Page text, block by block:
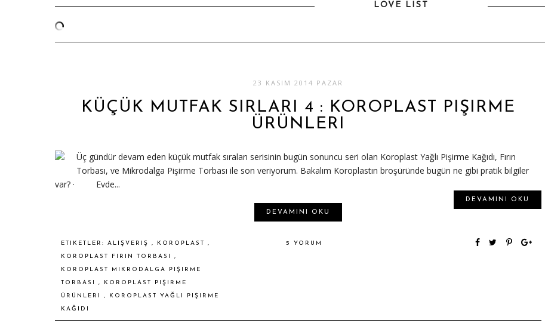
LOVE LIST
23 KASIM 2014 PAZAR
KÜÇÜK MUTFAK SIRLARI 4 : KOROPLAST PIŞIRME
ÜRÜNLERI
Üç gündür devam eden küçük mutfak sıraları serisinin bugün sonuncu seri olan Koroplast Yağlı Pişirme Kağıdı, Fırın
Torbası, ve Mikrodalga Pişirme Torbası ile son veriyorum. Bakalım Koroplastın broşüründe bugün ne gibi pratik bilgiler
var? · Evde...
DEVAMINI OKU
DEVAMINI OKU
ETIKETLER: ALIŞVERIŞ , KOROPLAST ,
KOROPLAST FIRIN TORBASI ,
KOROPLAST MIKRODALGA PIŞIRME
TORBASI ,
KOROPLAST PIŞIRME
ÜRÜNLERI ,
KOROPLAST YAĞLI PIŞIRME
KAĞIDI
5 YORUM